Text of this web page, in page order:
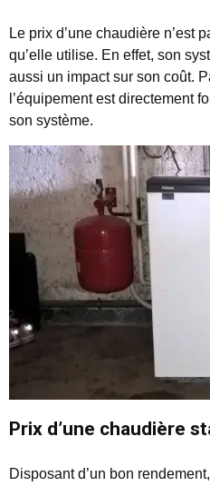
Le prix d’une chaudière n’est
qu’elle utilise. En effet, son
aussi un impact sur son coût.
l’équipement est directement
son système.
Prix d’une chaudière
Disposant d’un bon